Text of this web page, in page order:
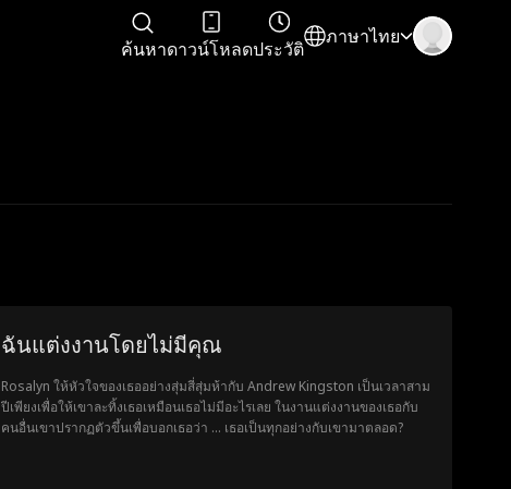
ค้นหาดาวน์โหลดประวัติ
ภาษาไทย
ฉันแต่งงานโดยไม่มีคุณ
Rosalyn ให้หัวใจของเธออย่างสุ่มสี่สุ่มห้ากับ Andrew Kingston เป็นเวลาสาม
ปีเพียงเพื่อให้เขาละทิ้งเธอเหมือนเธอไม่มีอะไรเลย ในงานแต่งงานของเธอกับ
คนอื่นเขาปรากฏตัวขึ้นเพื่อบอกเธอว่า ... เธอเป็นทุกอย่างกับเขามาตลอด?